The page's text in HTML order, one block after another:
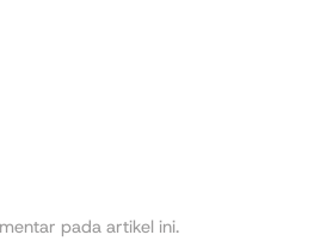
pada artikel ini.